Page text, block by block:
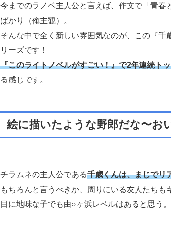
今までのラノベ主人公と言えば、作文で「青春
ばかり（俺主観）。
そんな中で全く新しい雰囲気なのが、この『千
リーズです！
『このライトノベルがすごい！』で2年連続ト
る感じです。
絵に描いたような野郎だな〜お
チラムネの主人公である千歳くんは、まじでリ
もちろんと言うべきか、周りにいる友人たち
目に地味な子でも由○ヶ浜レベルはあると思う。